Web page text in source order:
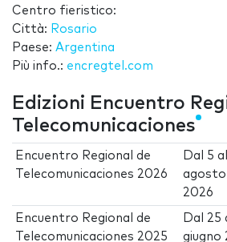
Centro fieristico:
Città: Rosario
Paese: Argentina
Più info.: encregtel.com
Edizioni Encuentro
Telecomunicaciones
Encuentro Regional de
Telecomunicaciones 2026
Dal 5
agosto
2026
Encuentro Regional de
Telecomunicaciones 2025
Dal 25
giugno